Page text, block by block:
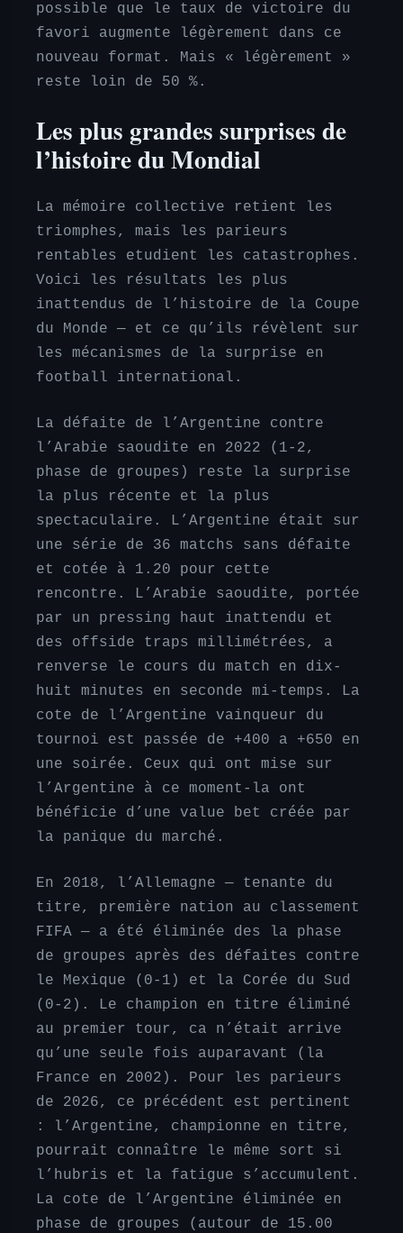
possible que le taux de victoire du
favori augmente légèrement dans ce
nouveau format. Mais « légèrement »
reste loin de 50 %.
Les plus grandes surprises de
l’histoire du Mondial
La mémoire collective retient les
triomphes, mais les parieurs
rentables etudient les catastrophes.
Voici les résultats les plus
inattendus de l’histoire de la Coupe
du Monde — et ce qu’ils révèlent sur
les mécanismes de la surprise en
football international.
La défaite de l’Argentine contre
l’Arabie saoudite en 2022 (1-2,
phase de groupes) reste la surprise
la plus récente et la plus
spectaculaire. L’Argentine était sur
une série de 36 matchs sans défaite
et cotée à 1.20 pour cette
rencontre. L’Arabie saoudite, portée
par un pressing haut inattendu et
des offside traps millimétrées, a
renverse le cours du match en dix-
huit minutes en seconde mi-temps. La
cote de l’Argentine vainqueur du
tournoi est passée de +400 a +650 en
une soirée. Ceux qui ont mise sur
l’Argentine à ce moment-la ont
bénéficie d’une value bet créée par
la panique du marché.
En 2018, l’Allemagne — tenante du
titre, première nation au classement
FIFA — a été éliminée des la phase
de groupes après des défaites contre
le Mexique (0-1) et la Corée du Sud
(0-2). Le champion en titre éliminé
au premier tour, ca n’était arrive
qu’une seule fois auparavant (la
France en 2002). Pour les parieurs
de 2026, ce précédent est pertinent
: l’Argentine, championne en titre,
pourrait connaître le même sort si
l’hubris et la fatigue s’accumulent.
La cote de l’Argentine éliminée en
phase de groupes (autour de 15.00